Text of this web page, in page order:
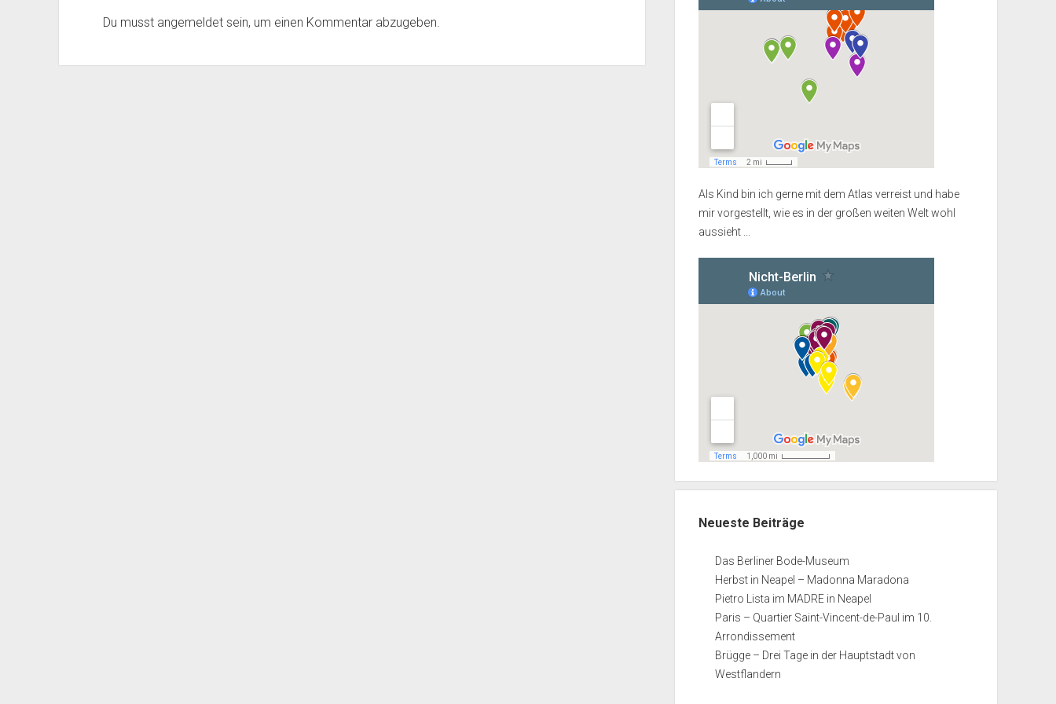
Du musst angemeldetsein, um einen Kommentar abzugeben.
Als Kind bin ich gerne mit dem Atlas verreist und habe
mir vorgestellt, wie es in der großen weiten Welt wohl
aussieht ...
Neueste Beiträge
Das Berliner Bode-Museum
Herbst in Neapel – Madonna Maradona
Pietro Lista im MADRE in Neapel
Paris – Quartier Saint-Vincent-de-Paul im 10.
Arrondissement
Brügge – Drei Tage in der Hauptstadt von
Westflandern